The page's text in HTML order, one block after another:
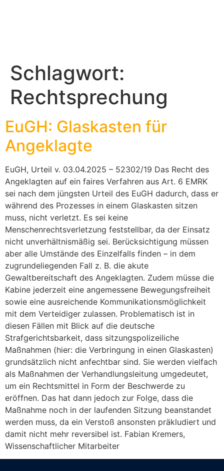
Schlagwort:
Rechtsprechung
EuGH: Glaskasten für
Angeklagte
EuGH, Urteil v. 03.04.2025 – 52302/19 Das Recht des
Angeklagten auf ein faires Verfahren aus Art. 6 EMRK
sei nach dem jüngsten Urteil des EuGH dadurch, dass er
während des Prozesses in einem Glaskasten sitzen
muss, nicht verletzt. Es sei keine
Menschenrechtsverletzung feststellbar, da der Einsatz
nicht unverhältnismäßig sei. Berücksichtigung müssen
aber alle Umstände des Einzelfalls finden – in dem
zugrundeliegenden Fall z. B. die akute
Gewaltbereitschaft des Angeklagten. Zudem müsse die
Kabine jederzeit eine angemessene Bewegungsfreiheit
sowie eine ausreichende Kommunikationsmöglichkeit
mit dem Verteidiger zulassen. Problematisch ist in
diesen Fällen mit Blick auf die deutsche
Strafgerichtsbarkeit, dass sitzungspolizeiliche
Maßnahmen (hier: die Verbringung in einen Glaskasten)
grundsätzlich nicht anfechtbar sind. Sie werden vielfach
als Maßnahmen der Verhandlungsleitung umgedeutet,
um ein Rechtsmittel in Form der Beschwerde zu
eröffnen. Das hat dann jedoch zur Folge, dass die
Maßnahme noch in der laufenden Sitzung beanstandet
werden muss, da ein Verstoß ansonsten präkludiert und
damit nicht mehr reversibel ist. Fabian Kremers,
Wissenschaftlicher Mitarbeiter